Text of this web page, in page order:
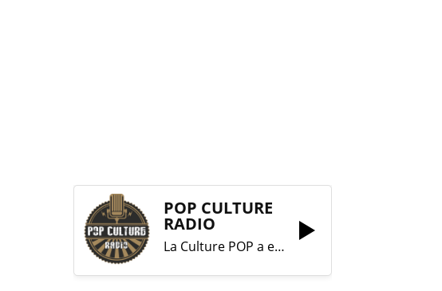
POP CULTURE
RADIO
La Culture POP a enfin trouvé sa RADIO !